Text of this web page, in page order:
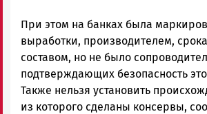
При этом на банках была
выработки, производителем,
составом, но не было
подтверждающих безопасность
Также нельзя установить
из которого сделаны консервы,